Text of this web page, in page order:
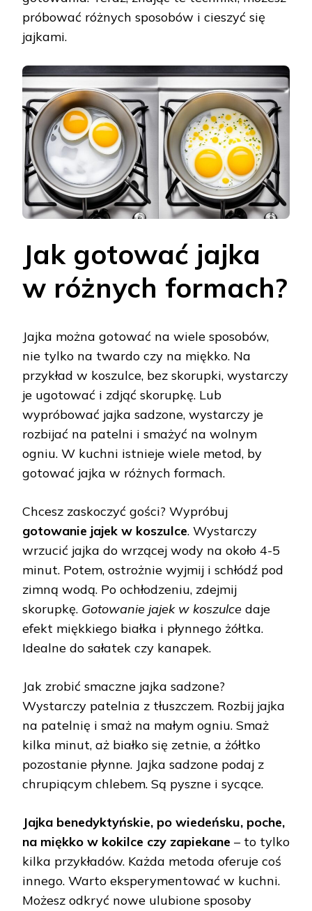
próbować różnych sposobów i cieszyć się
jajkami.
Jak gotować jajka
w różnych formach?
Jajka można gotować na wiele sposobów,
nie tylko na twardo czy na miękko. Na
przykład w koszulce, bez skorupki, wystarczy
je ugotować i zdjąć skorupkę. Lub
wypróbować jajka sadzone, wystarczy je
rozbijać na patelni i smażyć na wolnym
ogniu. W kuchni istnieje wiele metod, by
gotować jajka w różnych formach.
Chcesz zaskoczyć gości? Wypróbuj
gotowanie jajek w koszulce. Wystarczy
wrzucić jajka do wrzącej wody na około 4-5
minut. Potem, ostrożnie wyjmij i schłódź pod
zimną wodą. Po ochłodzeniu, zdejmij
skorupkę. Gotowanie jajek w koszulce daje
efekt miękkiego białka i płynnego żółtka.
Idealne do sałatek czy kanapek.
Jak zrobić smaczne jajka sadzone?
Wystarczy patelnia z tłuszczem. Rozbij jajka
na patelnię i smaż na małym ogniu. Smaż
kilka minut, aż białko się zetnie, a żółtko
pozostanie płynne. Jajka sadzone podaj z
chrupiącym chlebem. Są pyszne i sycące.
Jajka benedyktyńskie, po wiedeńsku, poche,
na miękko w kokilce czy zapiekane – to tylko
kilka przykładów. Każda metoda oferuje coś
innego. Warto eksperymentować w kuchni.
Możesz odkryć nowe ulubione sposoby